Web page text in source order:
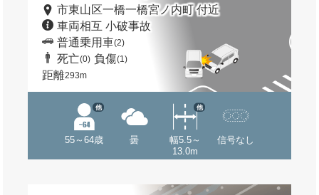
市東山区一橋一橋宮ノ内町 付近
車両相互 小破事故
普通乗用車(2)
死亡(0) 負傷(1)
距離293m
55～64歳
他
曇
幅5.5～
13.0m
他
信号なし